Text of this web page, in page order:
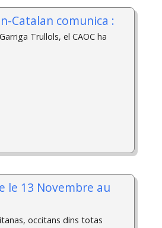
Catalan comunica :
Trullols, el CAOC ha
le 13 Novembre au
occitans dins totas